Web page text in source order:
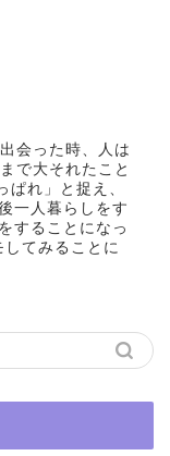
会った時、人は
で大それたこと
れ」と捉え、
一人暮らしをす
することになっ
してみることに